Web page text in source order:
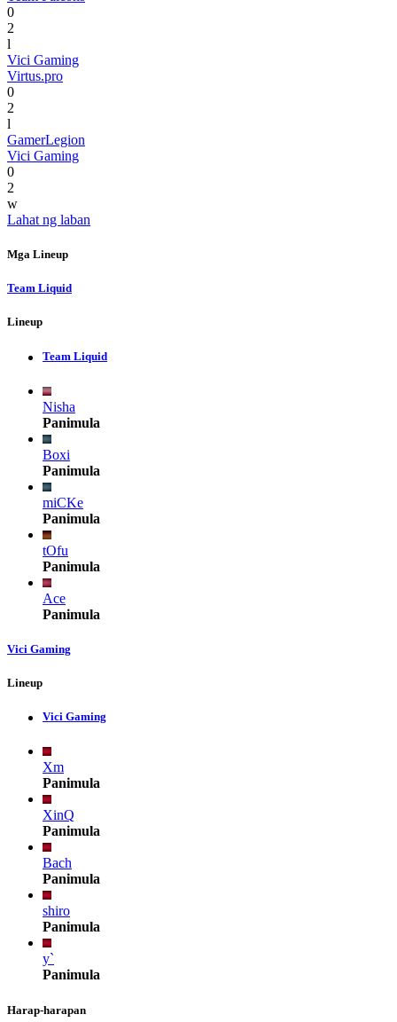
0
2
l
Vici Gaming
Virtus.pro
0
2
l
GamerLegion
Vici Gaming
0
2
w
Lahat ng laban
Mga Lineup
Team Liquid
Lineup
Team Liquid
Nisha
Panimula
Boxi
Panimula
miCKe
Panimula
tOfu
Panimula
Ace
Panimula
Vici Gaming
Lineup
Vici Gaming
Xm
Panimula
XinQ
Panimula
Bach
Panimula
shiro
Panimula
y`
Panimula
Harap-harapan